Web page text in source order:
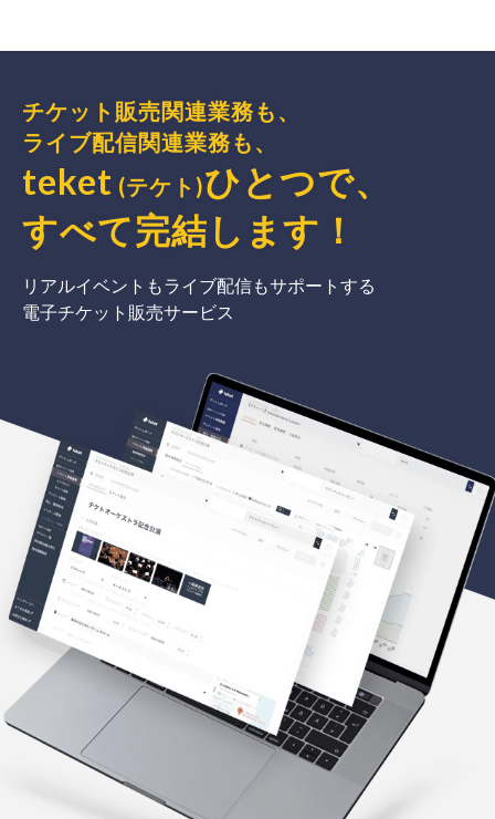
チケット販売関連業務も、
ライブ配信関連業務も、
teket (テケト)ひとつで、
すべて完結 します ！
リアルイベントもライブ配信もサポートする
電子チケット販売サービス